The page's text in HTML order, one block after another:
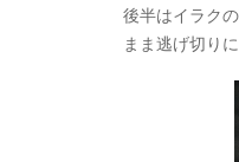
後半はイラク
まま逃げ切り